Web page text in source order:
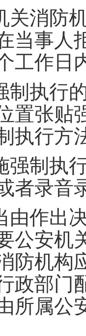
关消防
当事人
工作日
制执行
置张贴
执行方
强制执
者录音
由作出
公安机
防机构
政部门
所属公